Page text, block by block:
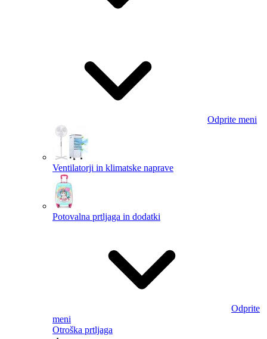
Odprite meni
Ventilatorji in klimatske naprave
Potovalna prtljaga in dodatki
Odprite
meni
Otroška prtljaga